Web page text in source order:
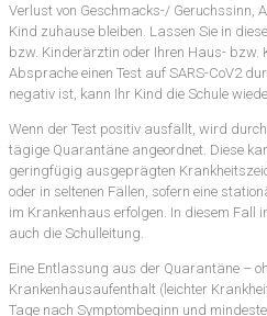
Verlust von Geschmacks-/ Geruchssinn,
Kind zuhause bleiben. Lassen Sie in
bzw. Kinderärztin oder Ihren Haus- bzw.
Absprache einen Test auf SARS-CoV2
negativ ist, kann Ihr Kind die Schule
Wenn der Test positiv ausfällt, wird
tägige Quarantäne angeordnet. Diese
geringfügig ausgeprägten
oder in seltenen Fällen, sofern eine
im Krankenhaus erfolgen. In diesem Fall
auch die Schulleitung.
Eine Entlassung aus der Quarantäne –
Krankenhausaufenthalt (leichter
Tage nach Symptombeginn und